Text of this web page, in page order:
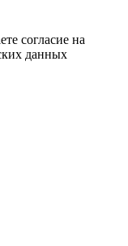
согласие на
данных